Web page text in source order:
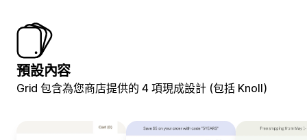
預設內容
Grid 包含為您商店提供的 4 項現成設計 (包括 Knoll)